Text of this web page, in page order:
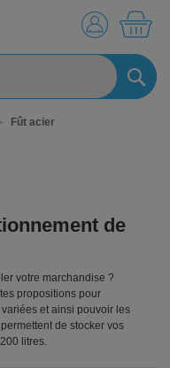
Fût acier
de
votre marchandise ?
propositions pour
et ainsi pouvoir les
de stocker vos
litres.